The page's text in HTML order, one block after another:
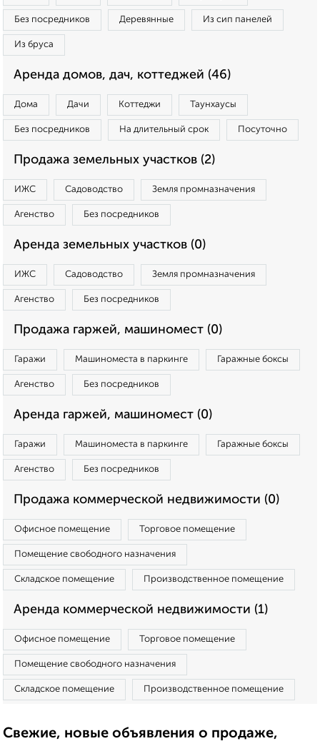
Без посредников Деревянные Из сип панелей
Из бруса
Аренда домов, дач, коттеджей (46)
Дома Дачи Коттеджи Таунхаусы
Без посредников На длительный срок Посуточно
Продажа земельных участков (2)
ИЖС Садоводство Земля промназначения
Агенство Без посредников
Аренда земельных участков (0)
ИЖС Садоводство Земля промназначения
Агенство Без посредников
Продажа гаржей, машиномест (0)
Гаражи Машиноместа в паркинге Гаражные боксы
Агенство Без посредников
Аренда гаржей, машиномест (0)
Гаражи Машиноместа в паркинге Гаражные боксы
Агенство Без посредников
Продажа коммерческой недвижимости (0)
Офисное помещение Торговое помещение
Помещение свободного назначения
Складское помещение Производственное помещение
Аренда коммерческой недвижимости (1)
Офисное помещение Торговое помещение
Помещение свободного назначения
Складское помещение Производственное помещение
Свежие, новые объявления о продаже,